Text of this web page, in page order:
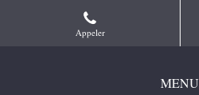
Appeler
MENU